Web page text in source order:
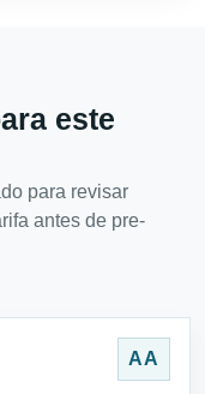
este
para revisar
antes de pre-
AA